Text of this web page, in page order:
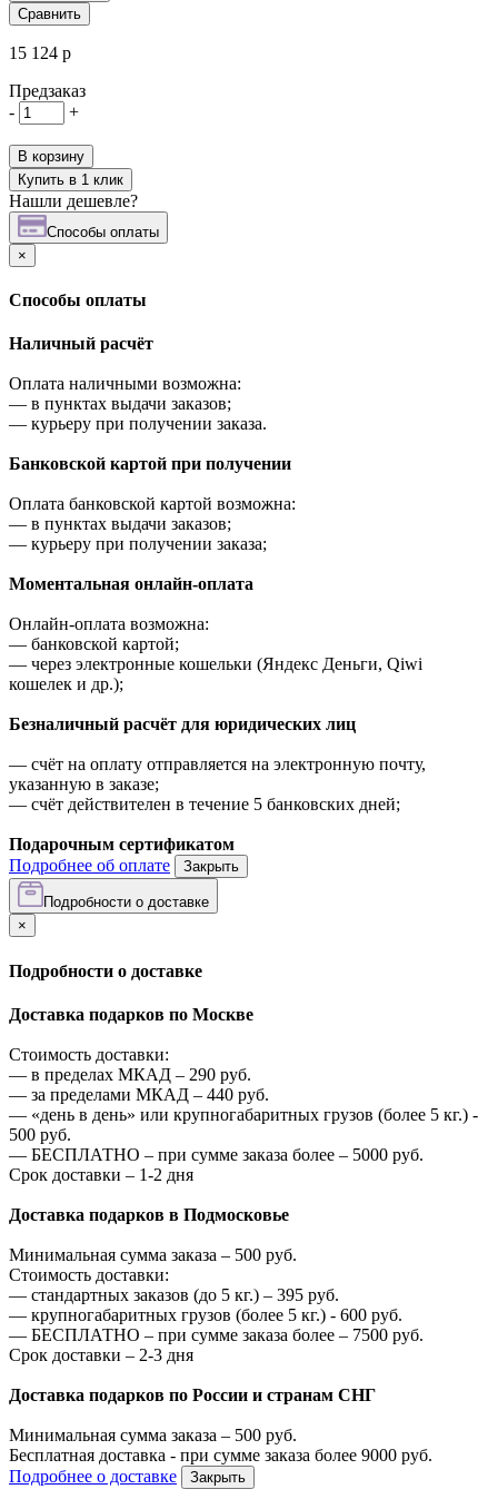
Сравнить
15 124 р
Предзаказ
-
+
В корзину
Купить в 1 клик
Нашли дешевле?
Cпособы оплаты
×
Cпособы оплаты
Наличный расчёт
Оплата наличными возможна:
— в пунктах выдачи заказов;
— курьеру при получении заказа.
Банковской картой при получении
Оплата банковской картой возможна:
— в пунктах выдачи заказов;
— курьеру при получении заказа;
Моментальная онлайн-оплата
Онлайн-оплата возможна:
— банковской картой;
— через электронные кошельки (Яндекс Деньги, Qiwi
кошелек и др.);
Безналичный расчёт для юридических лиц
— счёт на оплату отправляется на электронную почту,
указанную в заказе;
— счёт действителен в течение 5 банковских дней;
Подарочным сертификатом
Подробнее об оплате
Закрыть
Подробности о доставке
×
Подробности о доставке
Доставка подарков по Москве
Стоимость доставки:
— в пределах МКАД – 290 руб.
— за пределами МКАД – 440 руб.
— «день в день» или крупногабаритных грузов (более 5 кг.) -
500 руб.
— БЕСПЛАТНО – при сумме заказа более – 5000 руб.
Срок доставки – 1-2 дня
Доставка подарков в Подмосковье
Минимальная сумма заказа – 500 руб.
Стоимость доставки:
— стандартных заказов (до 5 кг.) – 395 руб.
— крупногабаритных грузов (более 5 кг.) - 600 руб.
— БЕСПЛАТНО – при сумме заказа более – 7500 руб.
Срок доставки – 2-3 дня
Доставка подарков по России и странам СНГ
Минимальная сумма заказа – 500 руб.
Бесплатная доставка - при сумме заказа более 9000 руб.
Подробнее о доставке
Закрыть